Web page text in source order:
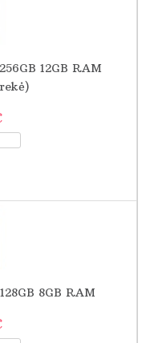
12GB RAM
8GB RAM